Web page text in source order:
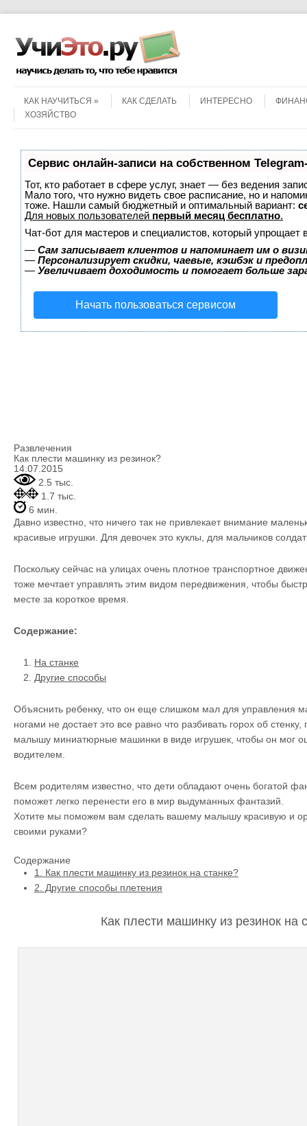
КАК НАУЧИТЬСЯ
КАК СДЕЛАТЬ ИНТЕРЕСНО
ХОЗЯЙСТВО
Сервис онлайн-записи на собственном
Тот, кто работает в сфере услуг, знает — без ведения
Мало того, что нужно видеть свое расписание, но и
тоже. Нашли самый бюджетный и оптимальный вариант:
Для новых пользователей первый месяц бесплатно.
Чат-бот для мастеров и специалистов, который упрощает
— Сам записывает клиентов и напоминает им о
— Персонализирует скидки, чаевые, кэшбэк и
— Увеличивает доходимость и помогает больше
Начать пользоваться сервисом
Развлечения
Как плести машинку из резинок?
14.07.2015
2.5 тыс.
1.7 тыс.
6 мин.
Давно известно, что ничего так не привлекает внимание
красивые игрушки. Для девочек это куклы, для мальчиков
Поскольку сейчас на улицах очень плотное транспортное
тоже мечтает управлять этим видом передвижения, чтобы
месте за короткое время.
Содержание:
На станке
Другие способы
Объяснить ребенку, что он еще слишком мал для управления
ногами не достает это все равно что разбивать горох об
малышу миниатюрные машинки в виде игрушек, чтобы он мог
водителем.
Всем родителям известно, что дети обладают очень богатой
поможет легко перенести его в мир выдуманных фантазий.
Хотите мы поможем вам сделать вашему малышу красивую и
своими руками?
Содержание
1.
Как плести машинку из резинок на станке?
2.
Другие способы плетения
Как плести машинку из резинок на